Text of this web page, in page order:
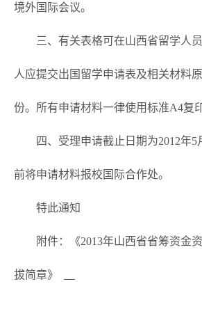
境外国际会议。
三、有关表格可在山西省留学人
人应提交出国留学申请表及相关材料
份。所有申请材料一律使用标准A4复
四、受理申请截止日期为2012年5
前将申请材料报校国际合作处。
特此通知
附件：《2013年山西省省筹资金
拔简章》